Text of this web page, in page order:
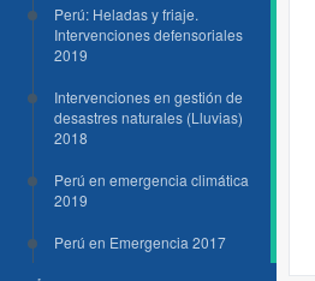
Perú: Heladas y friaje.
Intervenciones defensoriales
2019
Intervenciones en gestión de
desastres naturales (Lluvias)
2018
Perú en emergencia climática
2019
Perú en Emergencia 2017